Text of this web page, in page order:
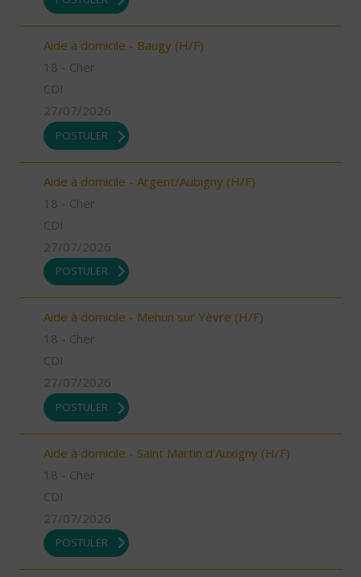
Aide à domicile - Baugy (H/F)
18 - Cher
CDI
27/07/2026
POSTULER
Aide à domicile - Argent/Aubigny (H/F)
18 - Cher
CDI
27/07/2026
POSTULER
Aide à domicile - Mehun sur Yèvre (H/F)
18 - Cher
CDI
27/07/2026
POSTULER
Aide à domicile - Saint Martin d'Auxigny (H/F)
18 - Cher
CDI
27/07/2026
POSTULER